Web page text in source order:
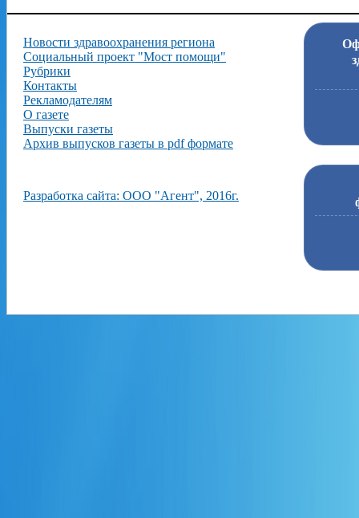
Новости здравоохранения региона
Социальный проект "Мост помощи"
Рубрики
Контакты
Рекламодателям
О газете
Выпуски газеты
Архив выпусков газеты в pdf формате
Разработка сайта: ООО "Агент", 2016г.